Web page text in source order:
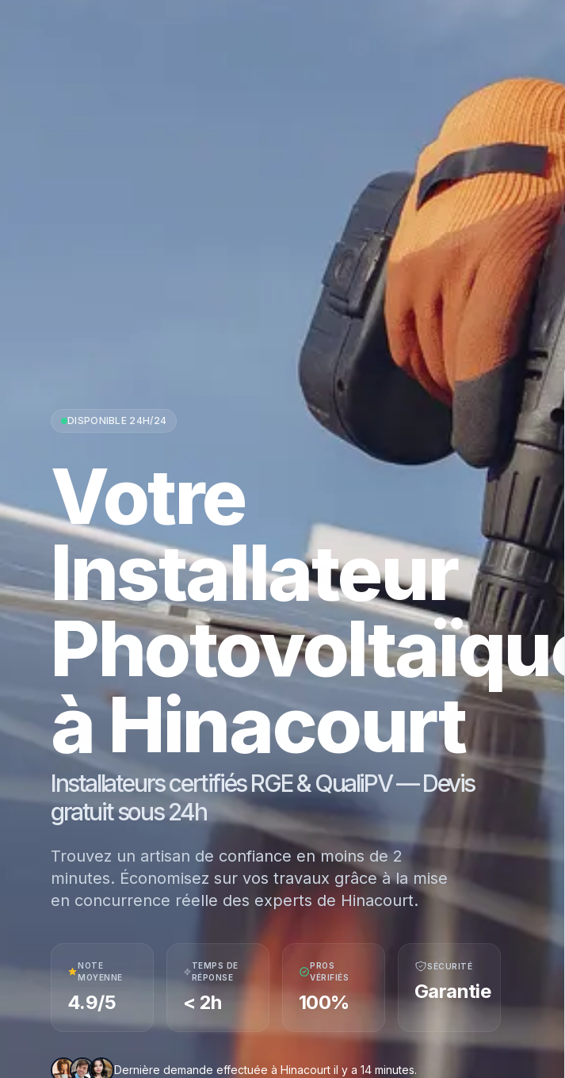
DISPONIBLE 24H/24
Votre
Installateur
Photovoltaïque
à Hinacourt
Installateurs certifiés RGE & QualiPV — Devis
gratuit sous 24h
Trouvez un artisan de confiance en moins de 2
minutes. Économisez sur vos travaux grâce à la mise
en concurrence réelle des experts de Hinacourt.
NOTE
MOYENNE
4.9/5
TEMPS DE
RÉPONSE
< 2h
PROS
VÉRIFIÉS
100%
SÉCURITÉ
Garantie
Dernière demande effectuée à Hinacourt il y a 14 minutes.